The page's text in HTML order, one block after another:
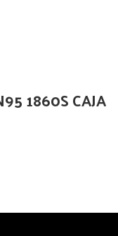
1860S CAJA